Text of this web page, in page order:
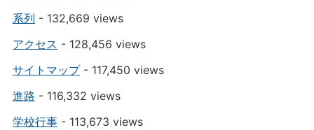
系列 - 132,669 views
アクセス - 128,456 views
サイトマップ- 117,450 views
進路 - 116,332 views
学校行事- 113,673 views